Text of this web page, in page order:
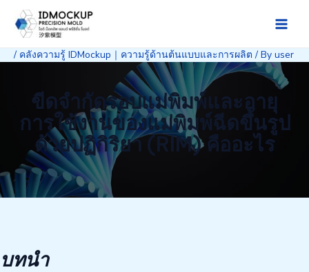
Main
/ คลังความรู้ IDMockup｜ความรู้ด้านต้นแบบและการผลิต / By user
ขีดจำกัดรอบแม่พิมพ์และอายุ
การใช้งานของแม่พิมพ์ฉีดขึ้นรูป
ด้วยปฏิกิริยา (RIM) คืออะไร
บทนำ